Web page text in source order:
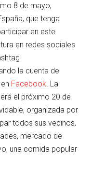
8 de mayo,
que tenga
en este
en redes sociales
la cuenta de
Facebook . La
el próximo 20 de
organizada por
todos sus vecinos,
mercado de
una comida popular